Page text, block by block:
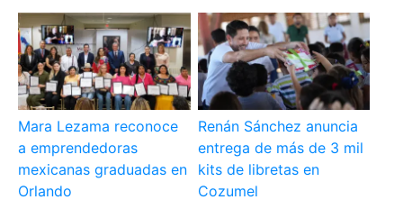
Mara Lezama reconoce
a emprendedoras
mexicanas graduadas en
Orlando
Renán Sánchez anuncia
entrega de más de 3 mil
kits de libretas en
Cozumel